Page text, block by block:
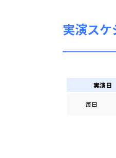
実演スケ
実演日
毎日